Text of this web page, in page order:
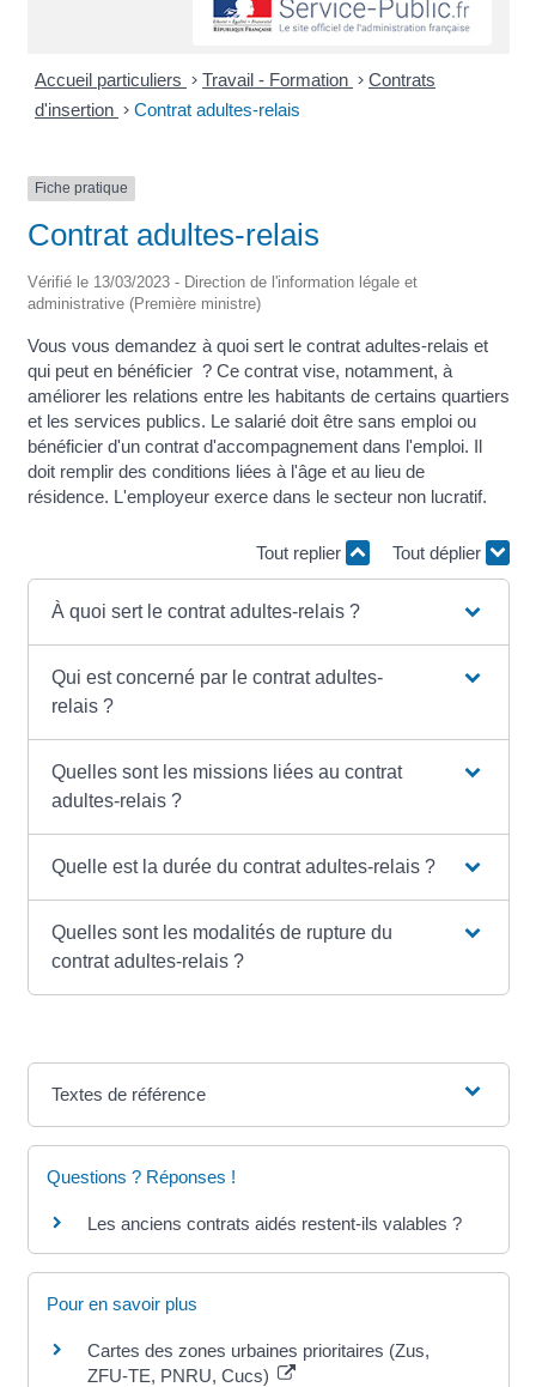
Accueil particuliers > Travail - Formation > Contrats
d'insertion > Contrat adultes-relais
Fiche pratique
Contrat adultes-relais
Vérifié le 13/03/2023 - Direction de l'information légale et
administrative (Première ministre)
Vous vous demandez à quoi sert le contrat adultes-relais et
qui peut en bénéficier ? Ce contrat vise, notamment, à
améliorer les relations entre les habitants de certains quartiers
et les services publics. Le salarié doit être sans emploi ou
bénéficier d'un contrat d'accompagnement dans l'emploi. Il
doit remplir des conditions liées à l'âge et au lieu de
résidence. L'employeur exerce dans le secteur non lucratif.
Tout replier Tout déplier
À quoi sert le contrat adultes-relais ?
Qui est concerné par le contrat adultes-
relais ?
Quelles sont les missions liées au contrat
adultes-relais ?
Quelle est la durée du contrat adultes-relais ?
Quelles sont les modalités de rupture du
contrat adultes-relais ?
Textes de référence
Questions ? Réponses !
Les anciens contrats aidés restent-ils valables ?
Pour en savoir plus
Cartes des zones urbaines prioritaires (Zus,
ZFU-TE, PNRU, Cucs)